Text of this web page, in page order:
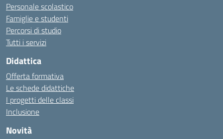
Personale scolastico
Famiglie e studenti
Percorsi di studio
Tutti i servizi
Didattica
Offerta formativa
Le schede didattiche
I progetti delle classi
Inclusione
Novità